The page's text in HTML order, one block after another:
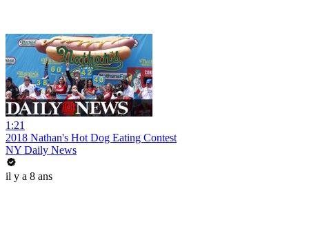
1:21
2018 Nathan's Hot Dog Eating Contest
NY Daily News
il y a 8 ans